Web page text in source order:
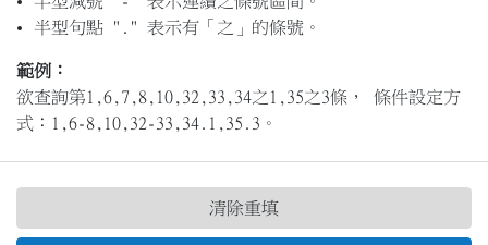
半型句點 "." 表示有「之」的條號。
範例：
欲查詢第1,6,7,8,10,32,33,34之1,35之3條， 條件設定方
式：1,6-8,10,32-33,34.1,35.3。
清除重填